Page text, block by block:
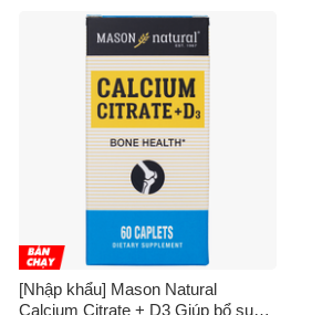
[Nhập khẩu] Mason Natural
Calcium Citrate + D3 Giúp bổ sung